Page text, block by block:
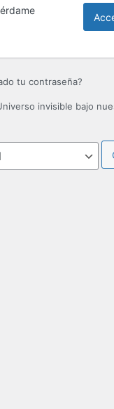
tu contraseña?
invisible bajo